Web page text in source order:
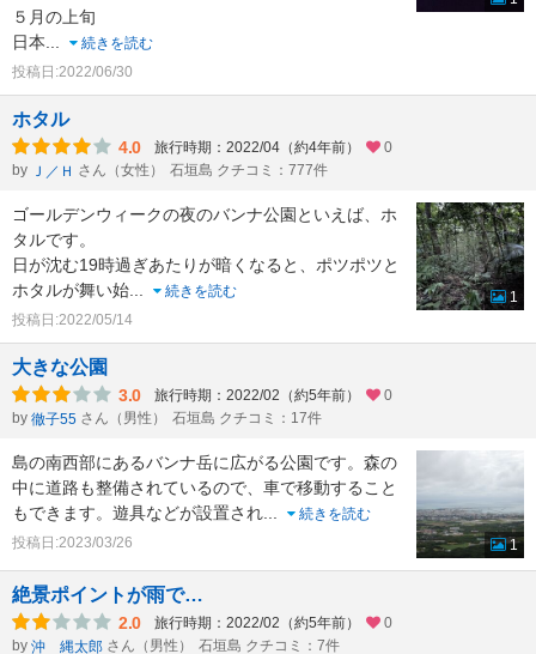
５月の上旬
日本
続きを読む
投稿日:2022/06/30
ホタル
4.0 旅行時期：2022/04（約4年前）
0
by Ｊ／Ｈ さん（女性） 石垣島 クチコミ：777件
ゴールデンウィークの夜のバンナ公園といえば、ホ
タルです。
日が沈む19時過ぎあたりが暗くなると、ポツポツと
ホタルが舞い始
続きを読む
投稿日:2022/05/14
1
大きな公園
3.0 旅行時期：2022/02（約5年前）
0
by 徹子55 さん（男性） 石垣島 クチコミ：17件
島の南西部にあるバンナ岳に広がる公園です。森の
中に道路も整備されているので、車で移動すること
もできます。遊具などが設置され
続きを読む
投稿日:2023/03/26
1
絶景ポイントが雨で…
2.0 旅行時期：2022/02（約5年前）
0
by 沖 縄太郎 さん（男性） 石垣島 クチコミ：7件